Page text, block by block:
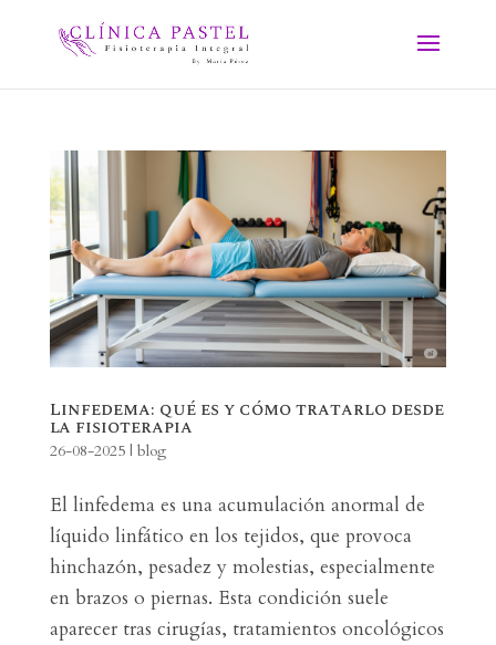
Linfedema: qué es y cómo tratarlo desde
la fisioterapia
26-08-2025| blog
El linfedema es una acumulación anormal de
líquido linfático en los tejidos, que provoca
hinchazón, pesadez y molestias, especialmente
en brazos o piernas. Esta condición suele
aparecer tras cirugías, tratamientos oncológicos